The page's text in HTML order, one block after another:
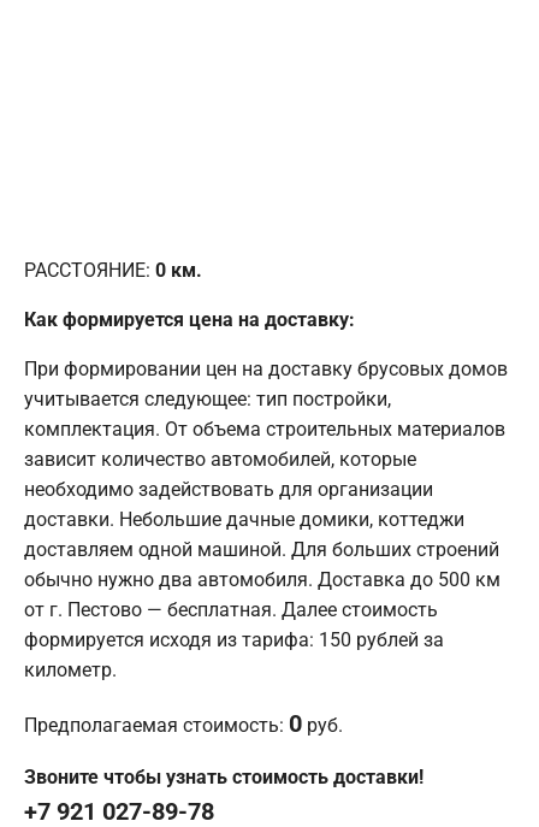
РАССТОЯНИЕ: 0 км.
Как формируется цена на доставку:
При формировании цен на доставку брусовых домов
учитывается следующее: тип постройки,
комплектация. От объема строительных материалов
зависит количество автомобилей, которые
необходимо задействовать для организации
доставки. Небольшие дачные домики, коттеджи
доставляем одной машиной. Для больших строений
обычно нужно два автомобиля. Доставка до 500 км
от г. Пестово — бесплатная. Далее стоимость
формируется исходя из тарифа: 150 рублей за
километр.
Предполагаемая стоимость: 0 руб.
Звоните чтобы узнать стоимость доставки!
+7 921 027-89-78